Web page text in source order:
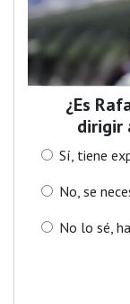
¿Es
dirigir
Sí, tiene
No, se
No lo sé,